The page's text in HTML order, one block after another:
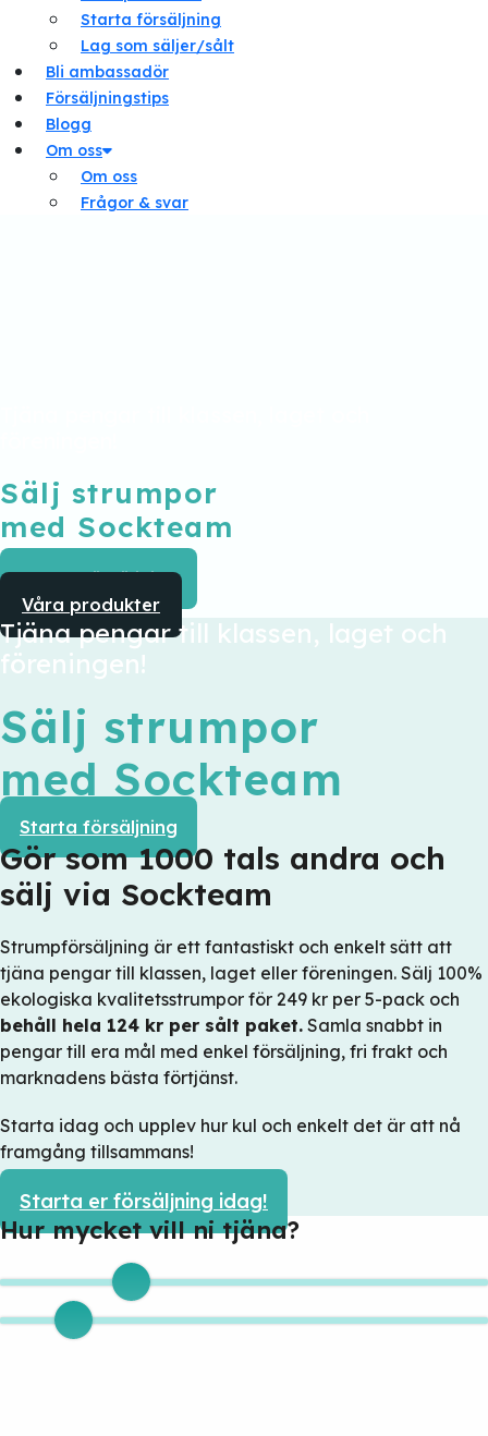
Starta försäljning
Lag som säljer/sålt
Bli ambassadör
Försäljningstips
Blogg
Om oss
Om oss
Frågor & svar
Sälj strumpor
med Sockteam
Starta försäljning
Våra produkter
Tjäna pengar till klassen, laget och
föreningen!
Sälj strumpor
med Sockteam
Starta försäljning
Gör som 1000 tals andra och
sälj via Sockteam
Strumpförsäljning är ett fantastiskt och enkelt sätt att
tjäna pengar till klassen, laget eller föreningen. Sälj 100%
ekologiska kvalitetsstrumpor för 249 kr per 5-pack och
behåll hela 124 kr per sålt paket. Samla snabbt in
pengar till era mål med enkel försäljning, fri frakt och
marknadens bästa förtjänst.
Starta idag och upplev hur kul och enkelt det är att nå
framgång tillsammans!
Starta er försäljning idag!
Hur mycket vill ni tjäna?